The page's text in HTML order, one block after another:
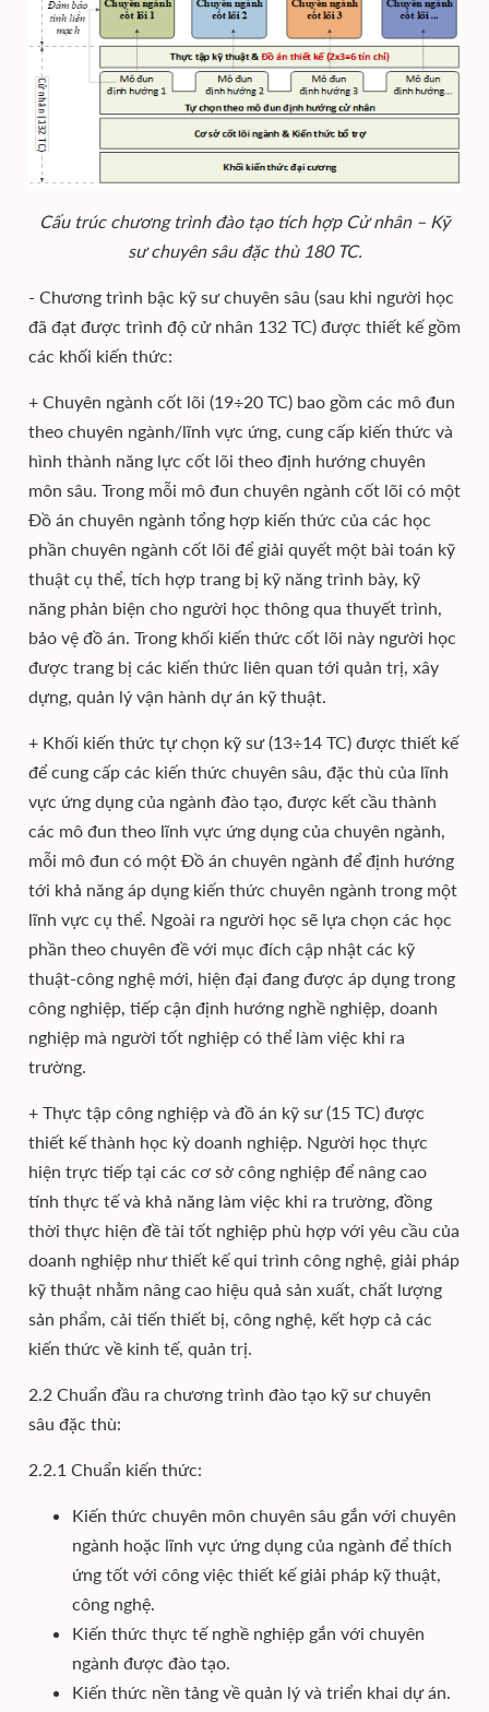
Cấu trúc chương trình đào tạo tích hợp Cử nhân – Kỹ
sư chuyên sâu đặc thù 180 TC.
- Chương trình bậc kỹ sư chuyên sâu (sau khi người học
đã đạt được trình độ cử nhân 132 TC) được thiết kế gồm
các khối kiến thức:
+ Chuyên ngành cốt lõi (19÷20 TC) bao gồm các mô đun
theo chuyên ngành/lĩnh vực ứng, cung cấp kiến thức và
hình thành năng lực cốt lõi theo định hướng chuyên
môn sâu. Trong mỗi mô đun chuyên ngành cốt lõi có một
Đồ án chuyên ngành tổng hợp kiến thức của các học
phần chuyên ngành cốt lõi để giải quyết một bài toán kỹ
thuật cụ thể, tích hợp trang bị kỹ năng trình bày, kỹ
năng phản biện cho người học thông qua thuyết trình,
bảo vệ đồ án. Trong khối kiến thức cốt lõi này người học
được trang bị các kiến thức liên quan tới quản trị, xây
dựng, quản lý vận hành dự án kỹ thuật.
+ Khối kiến thức tự chọn kỹ sư (13÷14 TC) được thiết kế
để cung cấp các kiến thức chuyên sâu, đặc thù của lĩnh
vực ứng dụng của ngành đào tạo, được kết cầu thành
các mô đun theo lĩnh vực ứng dụng của chuyên ngành,
mỗi mô đun có một Đồ án chuyên ngành để định hướng
tới khả năng áp dụng kiến thức chuyên ngành trong một
lĩnh vực cụ thể. Ngoài ra người học sẽ lựa chọn các học
phần theo chuyên đề với mục đích cập nhật các kỹ
thuật-công nghệ mới, hiện đại đang được áp dụng trong
công nghiệp, tiếp cận định hướng nghề nghiệp, doanh
nghiệp mà người tốt nghiệp có thể làm việc khi ra
trường.
+ Thực tập công nghiệp và đồ án kỹ sư (15 TC) được
thiết kế thành học kỳ doanh nghiệp. Người học thực
hiện trực tiếp tại các cơ sở công nghiệp để nâng cao
tính thực tế và khả năng làm việc khi ra trường, đồng
thời thực hiện đề tài tốt nghiệp phù hợp với yêu cầu của
doanh nghiệp như thiết kế qui trình công nghệ, giải pháp
kỹ thuật nhằm nâng cao hiệu quả sản xuất, chất lượng
sản phẩm, cải tiến thiết bị, công nghệ, kết hợp cả các
kiến thức về kinh tế, quản trị.
2.2 Chuẩn đầu ra chương trình đào tạo kỹ sư chuyên
sâu đặc thù:
2.2.1 Chuẩn kiến thức:
Kiến thức chuyên môn chuyên sâu gắn với chuyên
ngành hoặc lĩnh vực ứng dụng của ngành để thích
ứng tốt với công việc thiết kế giải pháp kỹ thuật,
công nghệ.
Kiến thức thực tế nghề nghiệp gắn với chuyên
ngành được đào tạo.
Kiến thức nền tảng về quản lý và triển khai dự án.